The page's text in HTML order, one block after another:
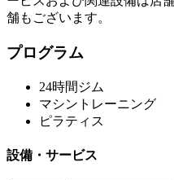
舗もございます。
プログラム
24時間ジム
マシントレーニング
ピラティス
設備・サービス